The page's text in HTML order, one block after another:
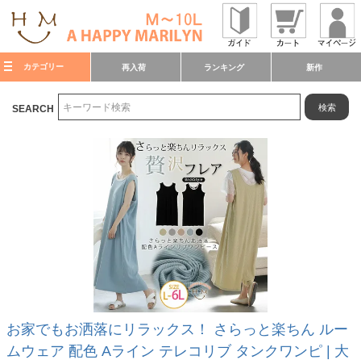
カテゴリー 再入荷 ランキング 新作
SEARCH 検索
お家でもお洒落にリラックス！ さらっと楽ちん ルー
ムウェア 配色 Aライン テレコリブ タンクワンピ | 大